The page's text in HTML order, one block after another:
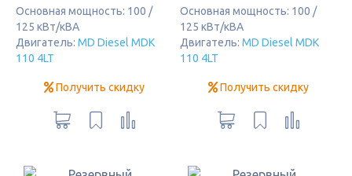
Основная мощность: 100 /
125 кВт/кВА
Двигатель: MD Diesel MDK
110 4LT
Получить скидку
Основная мощность: 100 /
125 кВт/кВА
Двигатель: MD Diesel MDK
110 4LT
Получить скидку